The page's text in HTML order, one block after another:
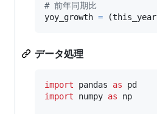
# 前年同期比
yoy_growth = (this_year
データ処理
import pandas as
pd
import
numpy as np